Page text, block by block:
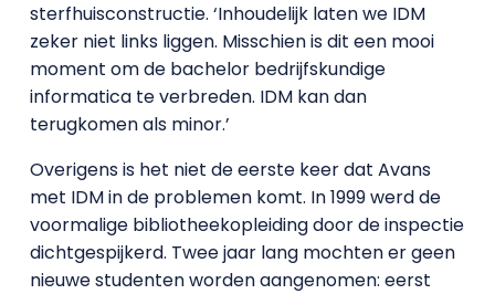
sterfhuisconstructie. ‘Inhoudelijk laten we IDM
zeker niet links liggen. Misschien is dit een mooi
moment om de bachelor bedrijfskundige
informatica te verbreden. IDM kan dan
terugkomen als minor.’
Overigens is het niet de eerste keer dat Avans
met IDM in de problemen komt. In 1999 werd de
voormalige bibliotheekopleiding door de inspectie
dichtgespijkerd. Twee jaar lang mochten er geen
nieuwe studenten worden aangenomen: eerst